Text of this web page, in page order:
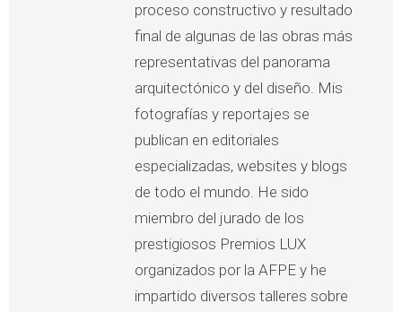
proceso constructivo y resultado
final de algunas de las obras más
representativas del panorama
arquitectónico y del diseño. Mis
fotografías y reportajes se
publican en editoriales
especializadas, websites y blogs
de todo el mundo. He sido
miembro del jurado de los
prestigiosos Premios LUX
organizados por la AFPE y he
impartido diversos talleres sobre